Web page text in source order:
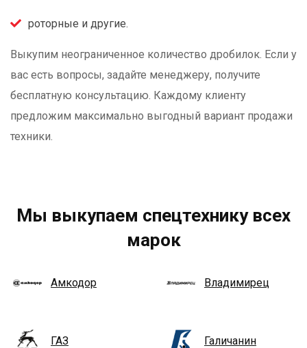
роторные и другие.
Выкупим неограниченное количество дробилок. Если у
вас есть вопросы, задайте менеджеру, получите
бесплатную консультацию. Каждому клиенту
предложим максимально выгодный вариант продажи
техники.
Мы выкупаем спецтехнику всех
марок
Амкодор Владимирец
ГАЗ Галичанин